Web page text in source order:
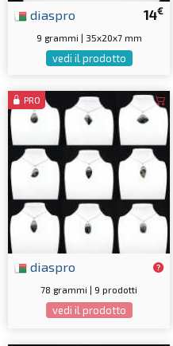
14€
diaspro
9 grammi | 35x20x7 mm
vedi il prodotto
PRO
diaspro
78 grammi | 9 prodotti
vedi il prodotto